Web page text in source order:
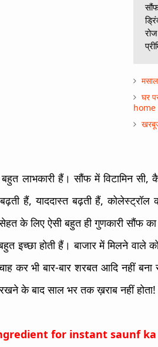
घर
home
लाभकारी हैं। सौंफ में विटामिन
हैं, याददास्त बढ़ती हैं,
के लिए ऐसी बहुत ही गुणकारी सौंफ का
इच्छा होती हैं। बाजार में मिलने
कर भी बार-बार शरबत आदि नहीं
के बाद साल भर तक ख़राब नहीं
ingredient for instant saunf